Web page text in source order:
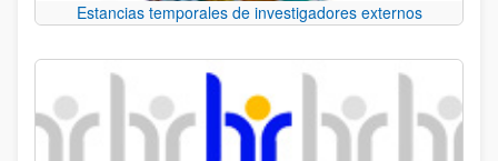
Estancias temporales de investigadores externos